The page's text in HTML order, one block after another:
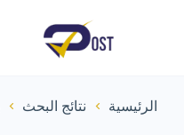
الرئيسية نتائج البحث